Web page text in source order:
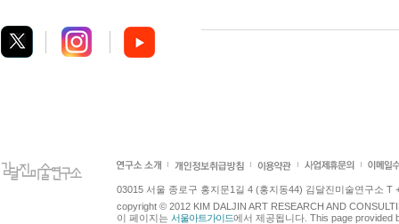
03015 서울 종로구 홍지문1길 4 (홍지동44) 김달진미술연구소 T
copyright © 2012 KIM DALJIN ART RESEARCH AND
이 페이지는 서울아트가이드에서 제공됩니다. This page provided